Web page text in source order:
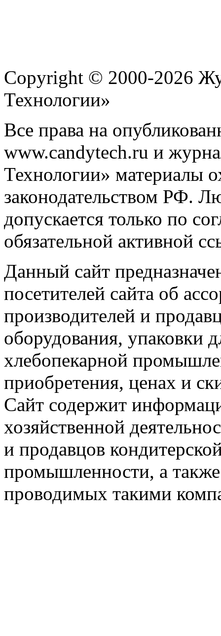
Copyright © 2000-2026
Технологии»
Все права на
www.candytech.ru и
Технологии» материалы
законодательством РФ.
допускается только по
обязательной активной
Данный сайт
посетителей сайта об
производителей и
оборудования, упаковки
хлебопекарной
приобретения, ценах и
Сайт содержит
хозяйственной
и продавцов
промышленности, а
проводимых такими